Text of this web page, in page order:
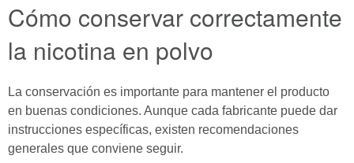
Cómo conservar correctamente
la nicotina en polvo
La conservación es importante para mantener el producto
en buenas condiciones. Aunque cada fabricante puede dar
instrucciones específicas, existen recomendaciones
generales que conviene seguir.